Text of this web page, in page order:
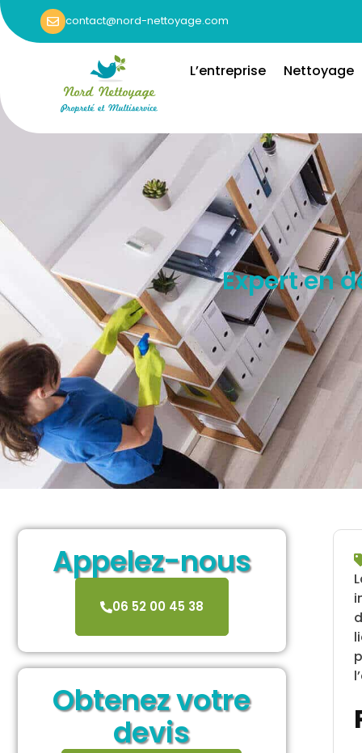
contact@nord-nettoyage.com
L’entreprise Nettoyage
Expert en
Appelez-nous
06 52 00 45 38
Obtenez votre
devis